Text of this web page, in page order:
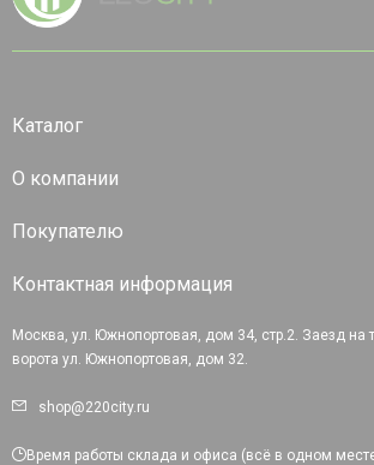
Каталог
О компании
Покупателю
Контактная информация
Москва, ул. Южнопортовая, дом 34, стр.2. Заезд на
ворота ул. Южнопортовая, дом 32.
shop@220city.ru
Время работы склада и офиса (всё в одном